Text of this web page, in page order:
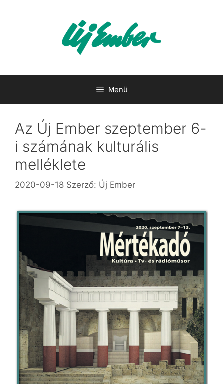
Menü
Az Új Ember szeptember 6-
i számának kulturális
melléklete
2020-09-18 Szerző: Új Ember